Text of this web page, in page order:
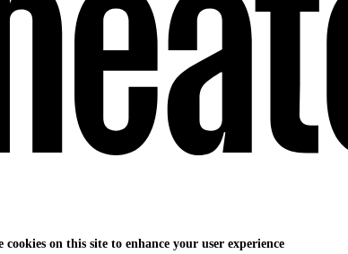
cookies on this site to enhance your user experience